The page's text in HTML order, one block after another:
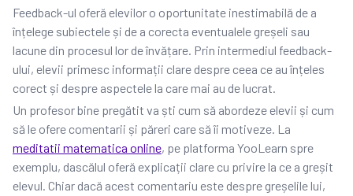
Feedback-ul oferă elevilor o oportunitate inestimabilă de a
înțelege subiectele și de a corecta eventualele greșeli sau
lacune din procesul lor de învățare. Prin intermediul feedback-
ului, elevii primesc informații clare despre ceea ce au înțeles
corect și despre aspectele la care mai au de lucrat.
Un profesor bine pregătit va ști cum să abordeze elevii și cum
să le ofere comentarii și păreri care să îi motiveze. La
meditatii matematica online, pe platforma YooLearn spre
exemplu, dascălul oferă explicații clare cu privire la ce a greșit
elevul. Chiar dacă acest comentariu este despre greșelile lui,